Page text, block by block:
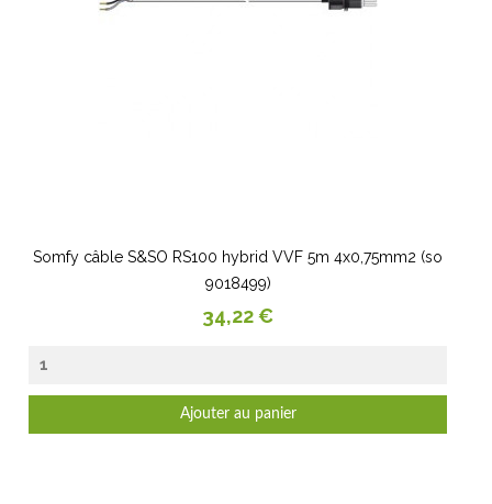
Somfy câble S&SO RS100 hybrid VVF 5m 4x0,75mm2 (so
9018499)
Prix
34,22 €
Ajouter au panier